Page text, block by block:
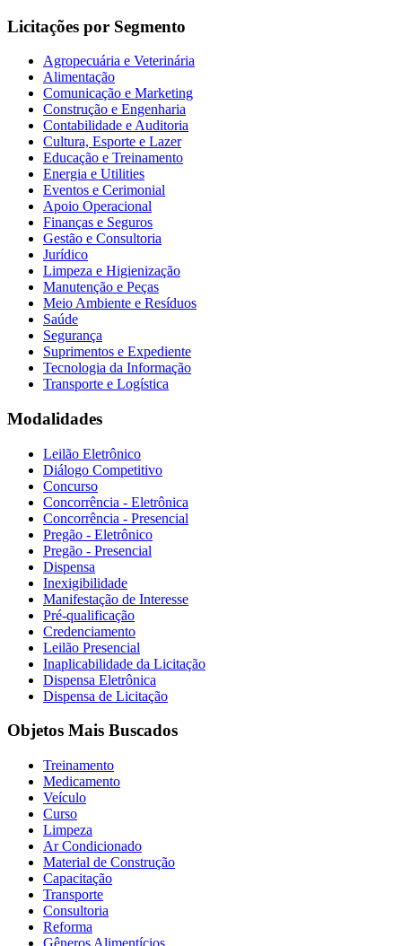
Licitações por Segmento
Agropecuária e Veterinária
Alimentação
Comunicação e Marketing
Construção e Engenharia
Contabilidade e Auditoria
Cultura, Esporte e Lazer
Educação e Treinamento
Energia e Utilities
Eventos e Cerimonial
Apoio Operacional
Finanças e Seguros
Gestão e Consultoria
Jurídico
Limpeza e Higienização
Manutenção e Peças
Meio Ambiente e Resíduos
Saúde
Segurança
Suprimentos e Expediente
Tecnologia da Informação
Transporte e Logística
Modalidades
Leilão Eletrônico
Diálogo Competitivo
Concurso
Concorrência - Eletrônica
Concorrência - Presencial
Pregão - Eletrônico
Pregão - Presencial
Dispensa
Inexigibilidade
Manifestação de Interesse
Pré-qualificação
Credenciamento
Leilão Presencial
Inaplicabilidade da Licitação
Dispensa Eletrônica
Dispensa de Licitação
Objetos Mais Buscados
Treinamento
Medicamento
Veículo
Curso
Limpeza
Ar Condicionado
Material de Construção
Capacitação
Transporte
Consultoria
Reforma
Gêneros Alimentícios